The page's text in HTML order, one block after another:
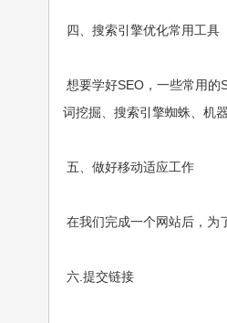
四、搜索引擎优化常用工具
想要学好SEO，一些常用的
词挖掘、搜索引擎蜘蛛、机
五、做好移动适应工作
在我们完成一个网站后，为
六.提交链接